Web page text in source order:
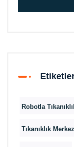
Robotla
Tıkanıklık